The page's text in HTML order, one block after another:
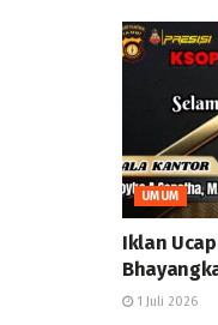
UMUM
Iklan
1 Juli 2026